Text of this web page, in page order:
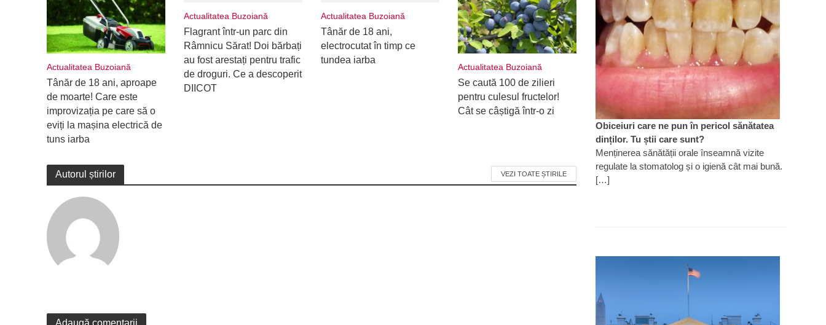
Actualitatea Buzoiană
Tânăr de 18 ani, aproape
de moarte! Care este
improvizația pe care să o
eviți la mașina electrică de
tuns iarba
Actualitatea Buzoiană
Flagrant într-un parc din
Râmnicu Sărat! Doi bărbați
au fost arestați pentru trafic
de droguri. Ce a descoperit
DIICOT
Actualitatea Buzoiană
Tânăr de 18 ani,
electrocutat în timp ce
tundea iarba
Actualitatea Buzoiană
Se caută 100 de zilieri
pentru culesul fructelor!
Cât se câștigă într-o zi
Autorul știrilor VEZI TOATE ȘTIRILE
Adaugă comentarii
Obiceiuri care ne pun în pericol sănătatea
dinților. Tu știi care sunt?
Menținerea sănătății orale înseamnă vizite
regulate la stomatolog și o igienă cât mai bună.
[…]